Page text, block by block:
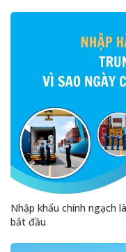
Nhập khẩu chính ngạch
bắt đầu